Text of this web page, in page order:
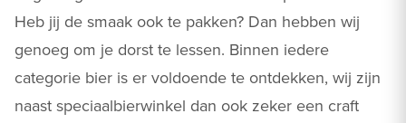
Heb jij de smaak ook te pakken? Dan hebben wij
genoeg om je dorst te lessen. Binnen iedere
categorie bier is er voldoende te ontdekken, wij zijn
naast speciaalbierwinkel dan ook zeker een craft